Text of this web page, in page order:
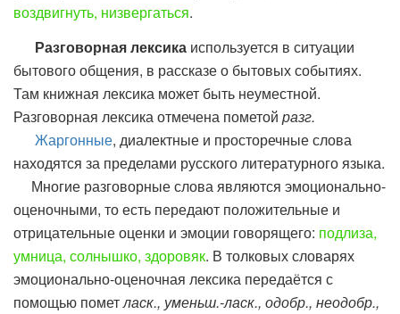
воздвигнуть, низвергаться.
Разговорная лексика используется в ситуации
бытового общения, в рассказе о бытовых событиях.
Там книжная лексика может быть неуместной.
Разговорная лексика отмечена пометой разг.
Жаргонные, диалектные и просторечные слова
находятся за пределами русского литературного языка.
Многие разговорные слова являются эмоционально-
оценочными, то есть передают положительные и
отрицательные оценки и эмоции говорящего: подлиза,
умница, солнышко, здоровяк. В толковых словарях
эмоционально-оценочная лексика передаётся с
помощью пометласк., уменьш.-ласк., одобр., неодобр.,